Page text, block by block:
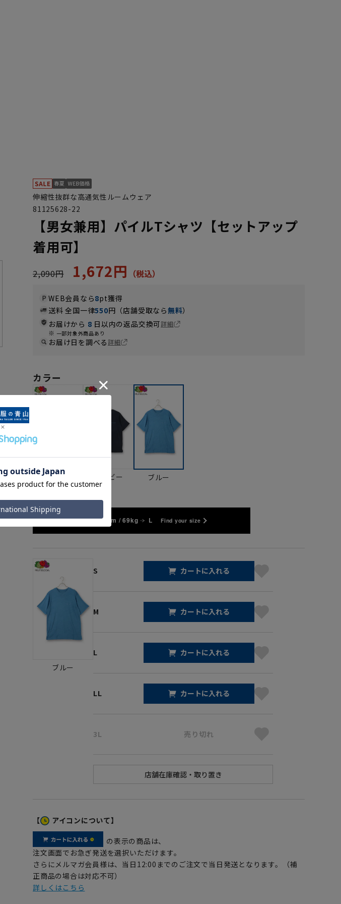
伸縮性抜群な高通気性ルームウェア
81125628-22
【男女兼用】パイルTシャツ【セットアップ
着用可】
2,090円 1,672円
WEB会員なら8pt獲得
送料 全国一律550円（店舗受取なら無料）
お届けから 8 日以内の返品交換可詳細
一部対象外商品あり
お届け日を調べる詳細
カラー
グリーン ネイビー ブルー
172cm / 69kg L Find your size
ブルー
S カートに入れる
M カートに入れる
L カートに入れる
LL カートに入れる
3L 売り切れ
【 アイコンについて】
の表示の商品は、
注文画面でお急ぎ発送を選択いただけます。
さらにメルマガ会員様は、当日12:00までのご注文で当日発送となります。（補
正商品の場合は対応不可）
詳しくはこちら